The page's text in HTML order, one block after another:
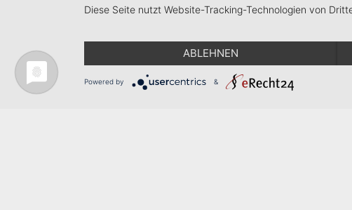
Diese Seite nutzt Website-Tracking-Technologien von
ABLEHNEN
Powered by &